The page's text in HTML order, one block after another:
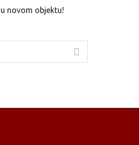
novom objektu!